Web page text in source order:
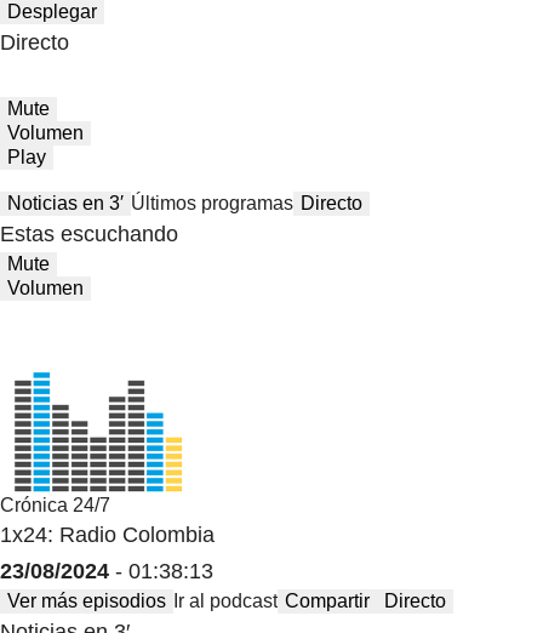
Desplegar
Directo
Mute
Volumen
Play
Noticias en 3′ Últimos programas Directo
Estas escuchando
Mute
Volumen
Crónica 24/7
1x24: Radio Colombia
23/08/2024 - 01:38:13
Ver más episodios Ir al podcast Compartir Directo